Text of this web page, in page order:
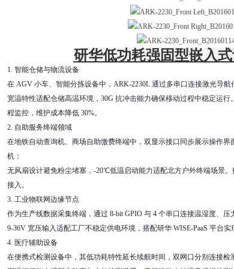
研华低功耗强固型嵌入
1. 智能仓储与物流设备
在 AGV 小车、智能分拣设备中，ARK-2230L 通过多串口连接激光导
宽温特性适配仓储高温环境，30G 抗冲击能力确保移动过程中稳定运
程监控，维护成本降低 30%。
2. 自助服务终端领域
在地铁自动查询机、商场自助缴费终端中，双显示接口同步展示操作
机；
无风扇设计避免粉尘堵塞，-20℃低温启动能力适配北方户外终端场景
接入。
3. 工业物联网边缘节点
作为生产线数据采集终端，通过 8-bit GPIO 与 4 个串口连接温湿度、压
9-36V 宽压输入适配工厂不稳定供电环境，搭配研华 WISE-PaaS 平台
4. 医疗辅助设备
在便携式检测设备中，其低功耗特性延长续航时间，双网口分别连接检